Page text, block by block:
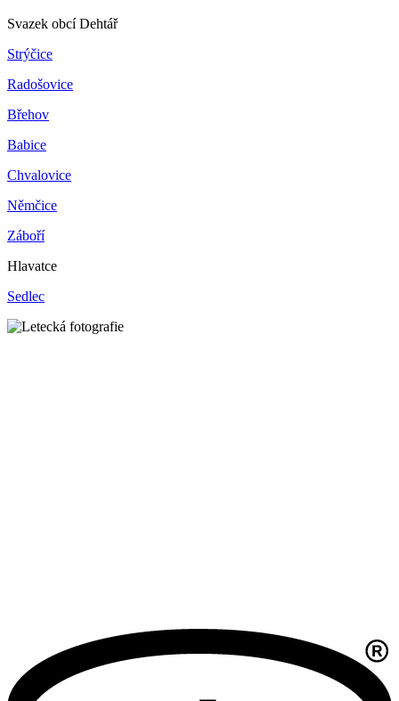
Svazek obcí Dehtář
Strýčice
Radošovice
Břehov
Babice
Chvalovice
Němčice
Záboří
Hlavatce
Sedlec